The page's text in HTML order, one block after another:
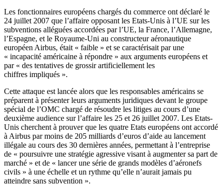
Les fonctionnaires européens chargés du commerce ont déclaré le
24 juillet 2007 que l’affaire opposant les Etats-Unis à l’UE sur les
subventions alléguées accordées par l’UE, la France, l’Allemagne,
l’Espagne, et le Royaume-Uni au constructeur aéronautique
européen Airbus, était « faible » et se caractérisait par une
« incapacité américaine à répondre » aux arguments européens et
par « des tentatives de grossir artificiellement les
chiffres impliqués ».
Cette attaque est lancée alors que les responsables américains se
préparent à présenter leurs arguments juridiques devant le groupe
spécial de l’OMC chargé de résoudre les litiges au cours d’une
deuxième audience sur l’affaire les 25 et 26 juillet 2007. Les Etats-
Unis cherchent à prouver que les quatre Etats européens ont accordé
à Airbus par moins de 205 milliards d’euros d’aide au lancement
illégale au cours des 30 dernières années, permettant à l’entreprise
de « poursuivre une stratégie agressive visant à augmenter sa part de
marché » et de « lancer une série de grands modèles d’aéronefs
civils » à une échelle et un rythme qu’elle n’aurait jamais pu
atteindre sans subvention ».